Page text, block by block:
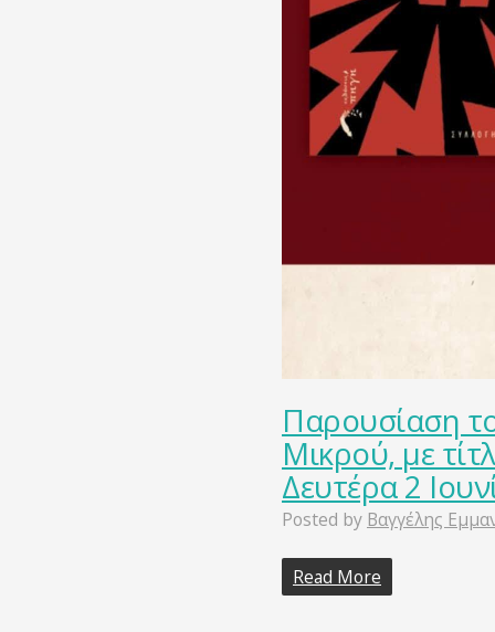
Παρουσίαση
Μικρού, με
Δευτέρα 2
Posted by Βαγγέλης
Read More